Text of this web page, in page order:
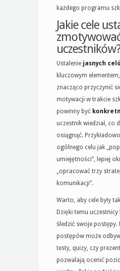
każdego programu
Jakie cele
Ustalenie jasnych
kluczowym
znacząco przyczynić
motywacji w trakcie
powinny być
uczestnik wiedział, co
osiągnąć.
ogólnego celu jak
umiejętności”, lepiej
„opracować trzy
komunikacji”.
Warto, aby cele były
Dzięki temu
śledzić swoje postępy.
postępów może
testy, quizy, czy
pozwalają ocenić